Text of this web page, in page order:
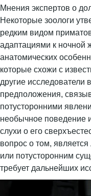
Мнения экспертов о
Некоторые зоологи
редким видом
адаптациями к ночной
анатомических
которые схожи с
другие исследователи
предположения,
потусторонними
необычное поведение
слухи о его
вопрос о том,
или потусторонним
требует дальнейших